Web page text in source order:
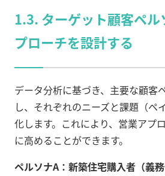
1.3. ターゲット顧客ペ
プローチを設計する
データ分析に基づき、主要な顧客
し、それぞれのニーズと課題（ペ
化します。これにより、営業アプ
に高めることができます。
ペルソナA：新築住宅購入者（義務